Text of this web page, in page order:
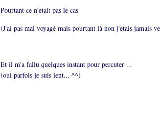
Pourtant ce n'etait pas le cas
(J'ai pas mal voyagé mais pourtant là non j'etais jamais
Et il m'a fallu quelques instant pour percuter ...
(oui parfois je suis lent... ^^)